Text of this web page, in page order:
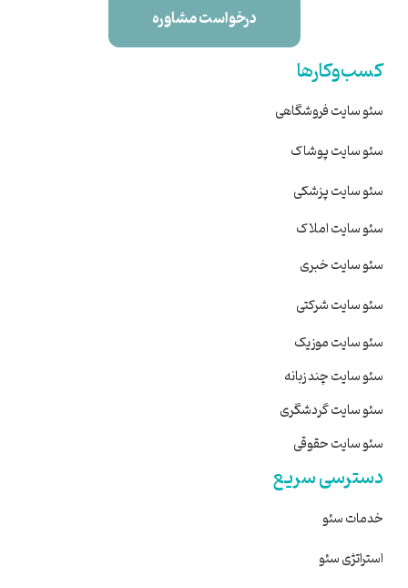
درخواست مشاوره
کسب‌وکارها
سئو سایت فروشگاهی
سئو سایت پوشاک
سئو سایت پزشکی
سئو سایت املاک
سئو سایت خبری
سئو سایت شرکتی
سئو سایت موزیک
سئو سایت چند زبانه
سئو سایت گردشگری
سئو سایت حقوقی
دسترسی سریع
خدمات سئو
استراتژی سئو